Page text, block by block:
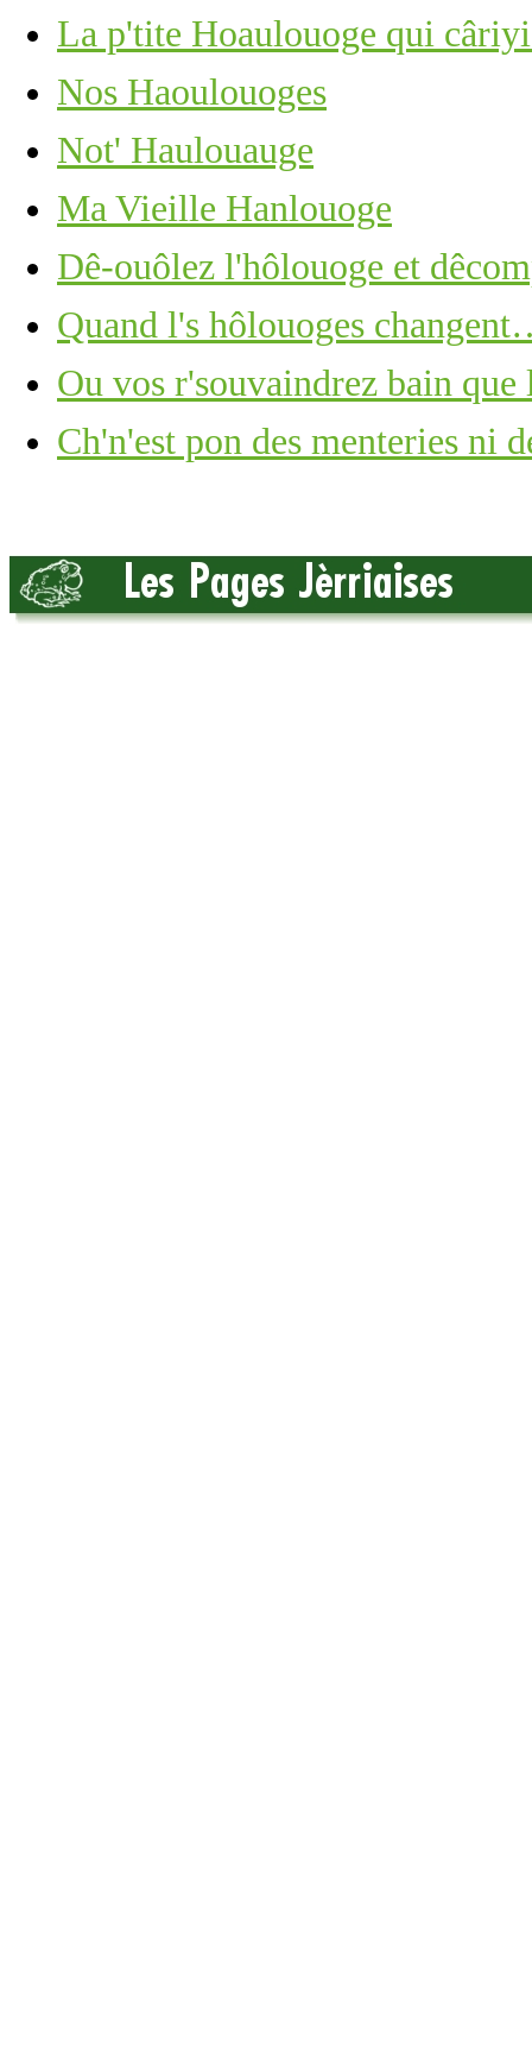
La p'tite Hoaulouoge qui
Nos Haoulouoges
Not' Haulouauge
Ma Vieille Hanlouoge
Dê-ouôlez l'hôlouoge et
Quand l's hôlouoges
Ou vos r'souvaindrez bain que
Ch'n'est pon des menteries ni